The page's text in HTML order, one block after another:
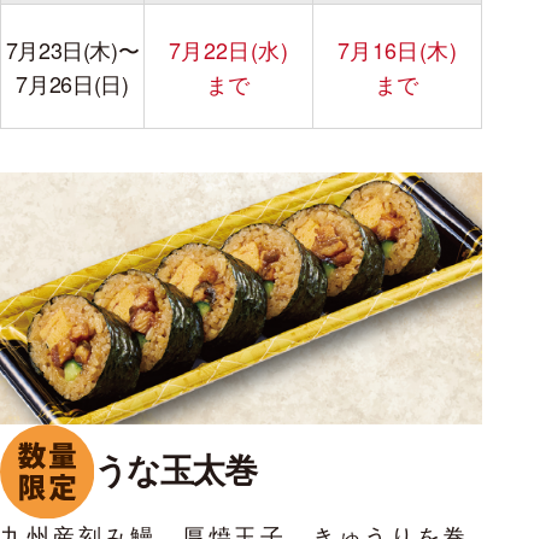
7月23日(木)〜
7月26日(日)
7月22日(水)
まで
7月16日(木)
まで
うな玉太巻